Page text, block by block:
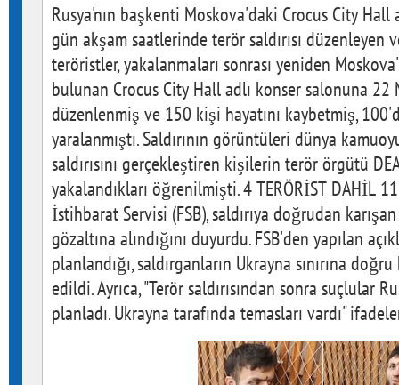
Rusya'nın başkenti Moskova'daki Crocus City
gün akşam saatlerinde terör saldırısı
teröristler, yakalanmaları sonrası yeniden
bulunan Crocus City Hall adlı konser salonuna 22
düzenlenmiş ve 150 kişi hayatını kaybetmiş,
yaralanmıştı. Saldırının görüntüleri dünya
saldırısını gerçekleştiren kişilerin terör örgütü
yakalandıkları öğrenilmişti. 4 TERÖRİST DAHİL
İstihbarat Servisi (FSB), saldırıya doğrudan
gözaltına alındığını duyurdu. FSB'den yapılan
planlandığı, saldırganların Ukrayna sınırına
edildi. Ayrıca, "Terör saldırısından sonra suçlular
planladı. Ukrayna tarafında temasları vardı"